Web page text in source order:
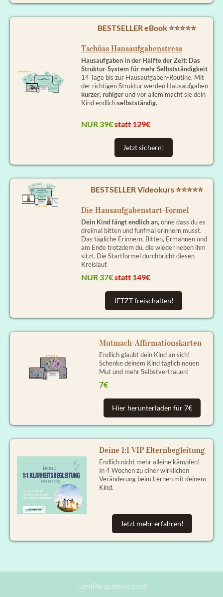
BESTSELLER eBook ⭐⭐⭐⭐⭐
Tschüss Hausaufgabenstress
Hausaufgaben in der Hälfte der Zeit: Das
Struktur-System für mehr Selbstständigkeit
14 Tage bis zur Hausaufgaben-Routine. Mit
der richtigen Struktur werden Hausaufgaben
kürzer, ruhigerund vor allem macht sie dein
Kind endlichselbstständig.
NUR 39€statt 129€
Jetzt sichern!
BESTSELLER Videokurs ⭐⭐⭐⭐⭐
Die Hausaufgabenstart-Formel
Dein Kind fängt endlich an, ohne dass du es
dreimal bitten und fünfmal erinnern musst.
Das tägliche Erinnern, Bitten, Ermahnen und
am Ende trotzdem du, die wieder neben ihm
sitzt. Die Startformel durchbricht diesen
Kreislauf.
NUR 37€statt 149€
JETZT freischalten!
Mutmach-Affirmationskarten
Endlich glaubt dein Kind an sich!
Schenke deinem Kind täglich neuen
Mut und mehr Selbstvertrauen!
7€
Hier herunterladen für 7€
Deine 1:1 VIP Elternbegleitung
Endlich nicht mehr alleine kämpfen!
In 4 Wochen zu einer wirklichen
Veränderung beim Lernen mit deinem
Kind.
Jetzt mehr erfahren!
LernPerspektive 2026